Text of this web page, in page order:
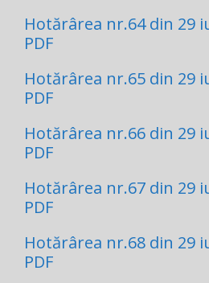
Hotărârea nr.64 din 29
PDF
Hotărârea nr.65 din 29
PDF
Hotărârea nr.66 din 29
PDF
Hotărârea nr.67 din 29
PDF
Hotărârea nr.68 din 29
PDF